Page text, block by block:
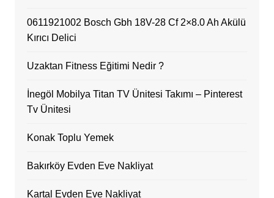
0611921002 Bosch Gbh 18V-28 Cf 2×8.0 Ah Akülü
Kırıcı Delici
Uzaktan Fitness Eğitimi Nedir ?
İnegöl Mobilya Titan TV Ünitesi Takımı – Pinterest
Tv Ünitesi
Konak Toplu Yemek
Bakırköy Evden Eve Nakliyat
Kartal Evden Eve Nakliyat